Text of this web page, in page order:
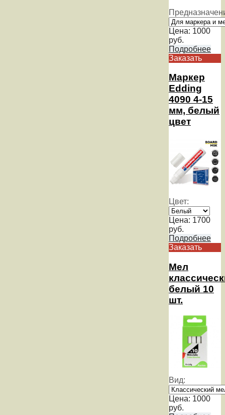
Цена: 1000
руб.
Подробнее
Заказать
Маркер
Edding
4090 4-15
мм, белый
цвет
Цвет:
Цена: 1700
руб.
Подробнее
Заказать
Мел
белый 10
шт.
Вид:
Цена: 1000
руб.